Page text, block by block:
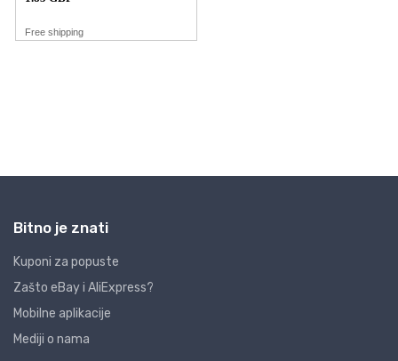
Bitno je znati
Kuponi za popuste
Zašto eBay i AliExpress?
Mobilne aplikacije
Mediji o nama